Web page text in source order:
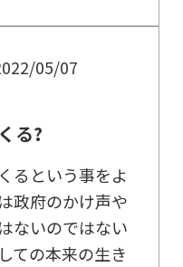
05/07
る?
るという事をよ
政府のかけ声や
ないのではない
ての本来の生き